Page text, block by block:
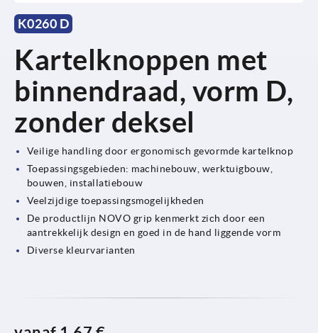
K0260 D
Kartelknoppen met
binnendraad, vorm D,
zonder deksel
Veilige handling door ergonomisch gevormde kartelknop
Toepassingsgebieden: machinebouw, werktuigbouw,
bouwen, installatiebouw
Veelzijdige toepassingsmogelijkheden
De productlijn NOVO grip kenmerkt zich door een
aantrekkelijk design en goed in de hand liggende vorm
Diverse kleurvarianten